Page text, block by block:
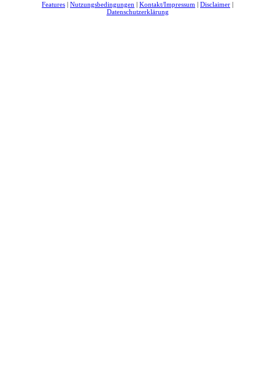
Features
Nutzungsbedingungen Kontakt/Impressum Disclaimer
Datenschutzerklärung